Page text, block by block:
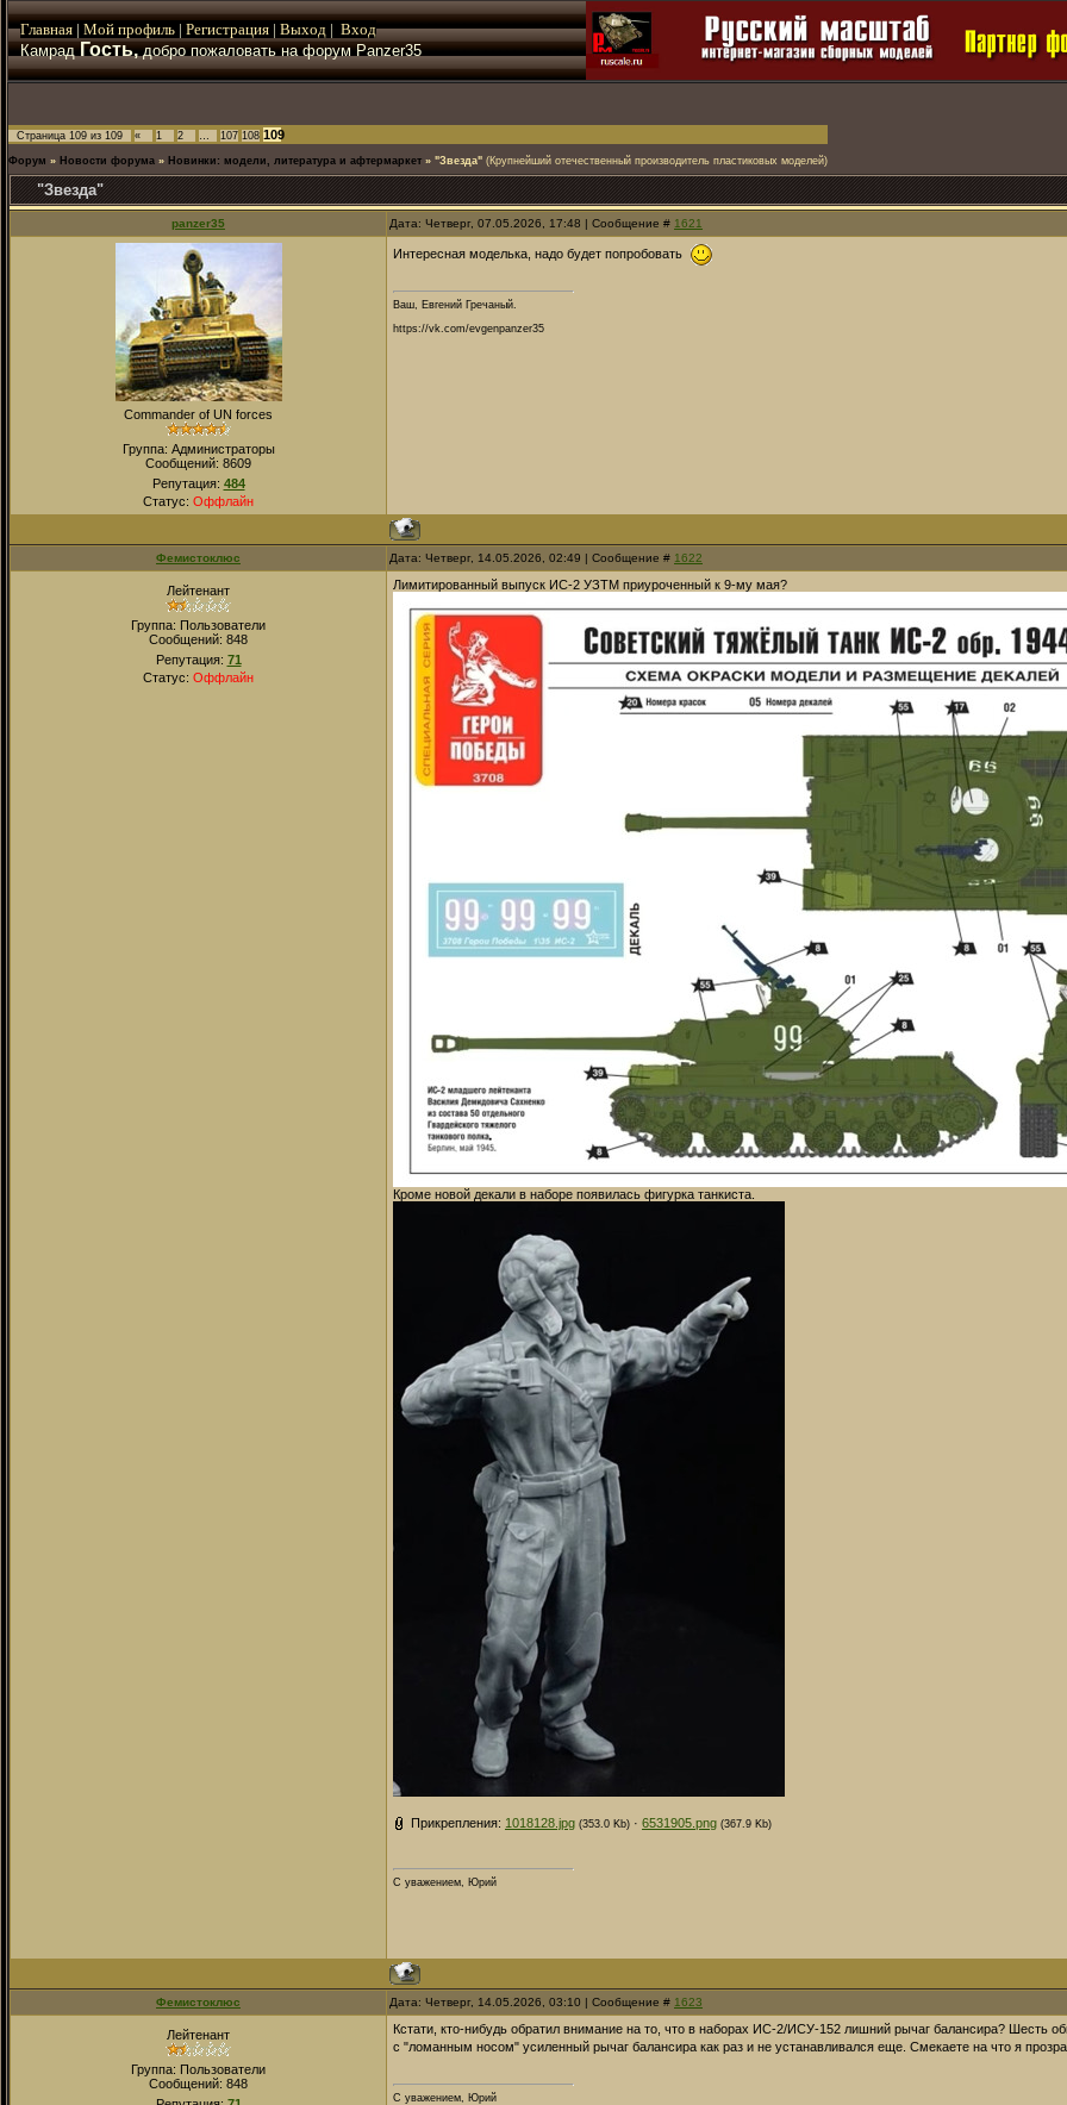
Главная | Мой профиль | Регистрация | Выход | Вход
КамрадГость,добро пожаловать на форум Panzer35
Страница 109 из 109 « 1 2 … 107 108 109
Форум » Новости форума » Новинки: модели, литература и афтермаркет » "Звезда" (Крупнейший отечественный производитель пластиковых моделей)
"Звезда"
panzer35 Дата: Четверг, 07.05.2026, 17:48 | Сообщение # 1621
Commander of UN forces
Группа: Администраторы
Сообщений: 8609
Репутация: 484
Статус: Оффлайн
Интересная моделька, надо будет попробовать
Ваш, Евгений Гречаный.
https://vk.com/evgenpanzer35
Фемистоклюс Дата: Четверг, 14.05.2026, 02:49 | Сообщение # 1622
Лейтенант
Группа: Пользователи
Сообщений: 848
Репутация: 71
Статус: Оффлайн
Лимитированный выпуск ИС-2 УЗТМ приуроченный к 9-му мая?
Кроме новой декали в наборе появилась фигурка танкиста.
Прикрепления: 1018128.jpg (353.0 Kb) · 6531905.png (367.9 Kb)
С уважением, Юрий
Фемистоклюс Дата: Четверг, 14.05.2026, 03:10 | Сообщение # 1623
Лейтенант
Группа: Пользователи
Сообщений: 848
Кстати, кто-нибудь обратил внимание на то, что в наборах ИС-2/ИСУ-152 лишний рычаг балансира?
с "ломанным носом" усиленный рычаг балансира как раз и не устанавливался еще. Смекаете на что я
С уважением, Юрий